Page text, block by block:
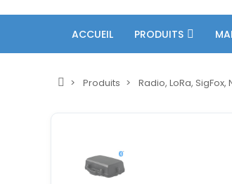
ACCUEIL PRODUITS
Produits Radio, LoRa, SigFox,